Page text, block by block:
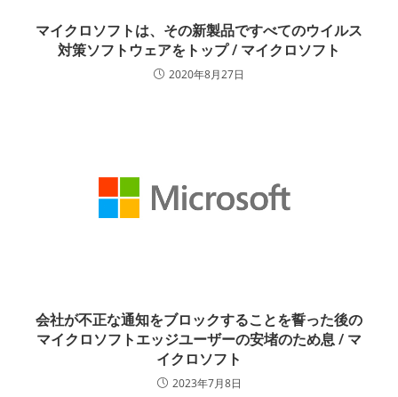
マイクロソフトは、その新製品ですべてのウイルス
対策ソフトウェアをトップ / マイクロソフト
2020年8月27日
会社が不正な通知をブロックすることを誓った後の
マイクロソフトエッジユーザーの安堵のため息 / マ
イクロソフト
2023年7月8日